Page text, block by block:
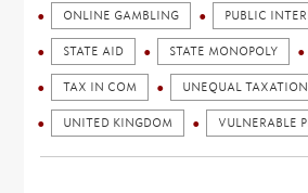
ONLINE GAMBLING PUBLIC
STATE AID STATE MONOPOLY
TAX IN COM UNEQUAL TAXATION
UNITED KINGDOM VULNERABLE